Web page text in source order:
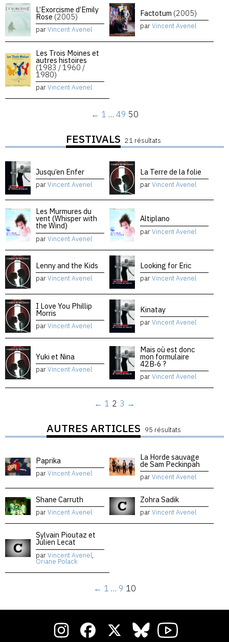
L’Exorcisme d’Emily
Rose (2005)
parVincent Avenel
Factotum (2005)
parVincent Avenel
Les Trois Moines et
autres histoires
(1983 / 1960 /
1980)
parVincent Avenel
← 1 … 49 50
FESTIVALS 21 résultats
Jusqu’en Enfer
parVincent Avenel
La Terre de la folie
parVincent Avenel
Les Murmures du
vent (Whisper with
the Wind)
parVincent Avenel
Altiplano
parVincent Avenel
Lenny and the Kids
parVincent Avenel
Looking for Eric
parVincent Avenel
I Love You Phillip
Morris
parVincent Avenel
Kinatay
parVincent Avenel
Yuki et Nina
parVincent Avenel
Mais où est donc
mon formulaire
42B‑6 ?
parVincent Avenel
← 1 2 3 →
AUTRES ARTICLES 95 résultats
Paprika
parVincent Avenel
La Horde sauvage
de Sam Peckinpah
parVincent Avenel
Shane Carruth
parVincent Avenel
Zohra Sadik
parVincent Avenel
Sylvain Pioutaz et
Julien Lecat
parVincent Avenel,
Oriane Polack
← 1 … 9 10